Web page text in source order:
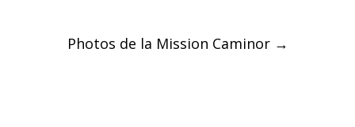
PostPhotos de la Mission Caminor →